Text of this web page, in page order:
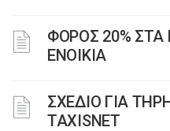
ΦΟΡΟΣ 20%
ΕΝΟΙΚΙΑ
ΣΧΕΔΙΟ ΓΙΑ
TAXISNET